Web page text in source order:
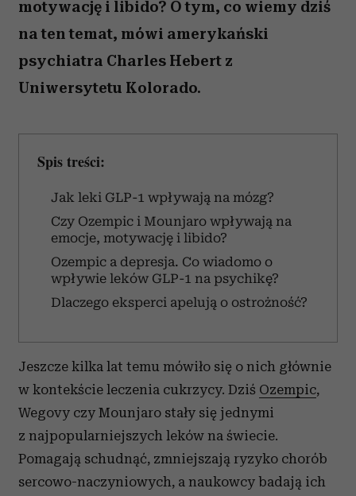
motywację i libido? O tym, co wiemy dziś
na ten temat, mówi amerykański
psychiatra Charles Hebert z
Uniwersytetu Kolorado.
Spis treści:
Jak leki GLP-1 wpływają na mózg?
Czy Ozempic i Mounjaro wpływają na
emocje, motywację i libido?
Ozempic a depresja. Co wiadomo o
wpływie leków GLP-1 na psychikę?
Dlaczego eksperci apelują o ostrożność?
Jeszcze kilka lat temu mówiło się o nich głównie
w kontekście leczenia cukrzycy. Dziś Ozempic,
Wegovy czy Mounjaro stały się jednymi
z najpopularniejszych leków na świecie.
Pomagają schudnąć, zmniejszają ryzyko chorób
sercowo-naczyniowych, a naukowcy badają ich